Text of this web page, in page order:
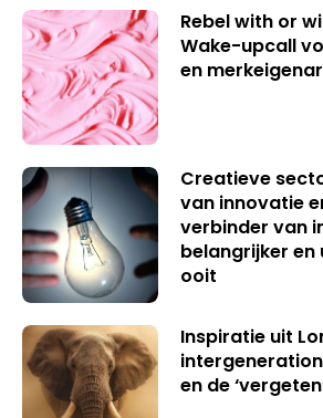
Rebel with or
Wake-upcall
en
Creatieve
van innovatie
verbinder van
belangrijker
ooit
Inspiratie uit
en de